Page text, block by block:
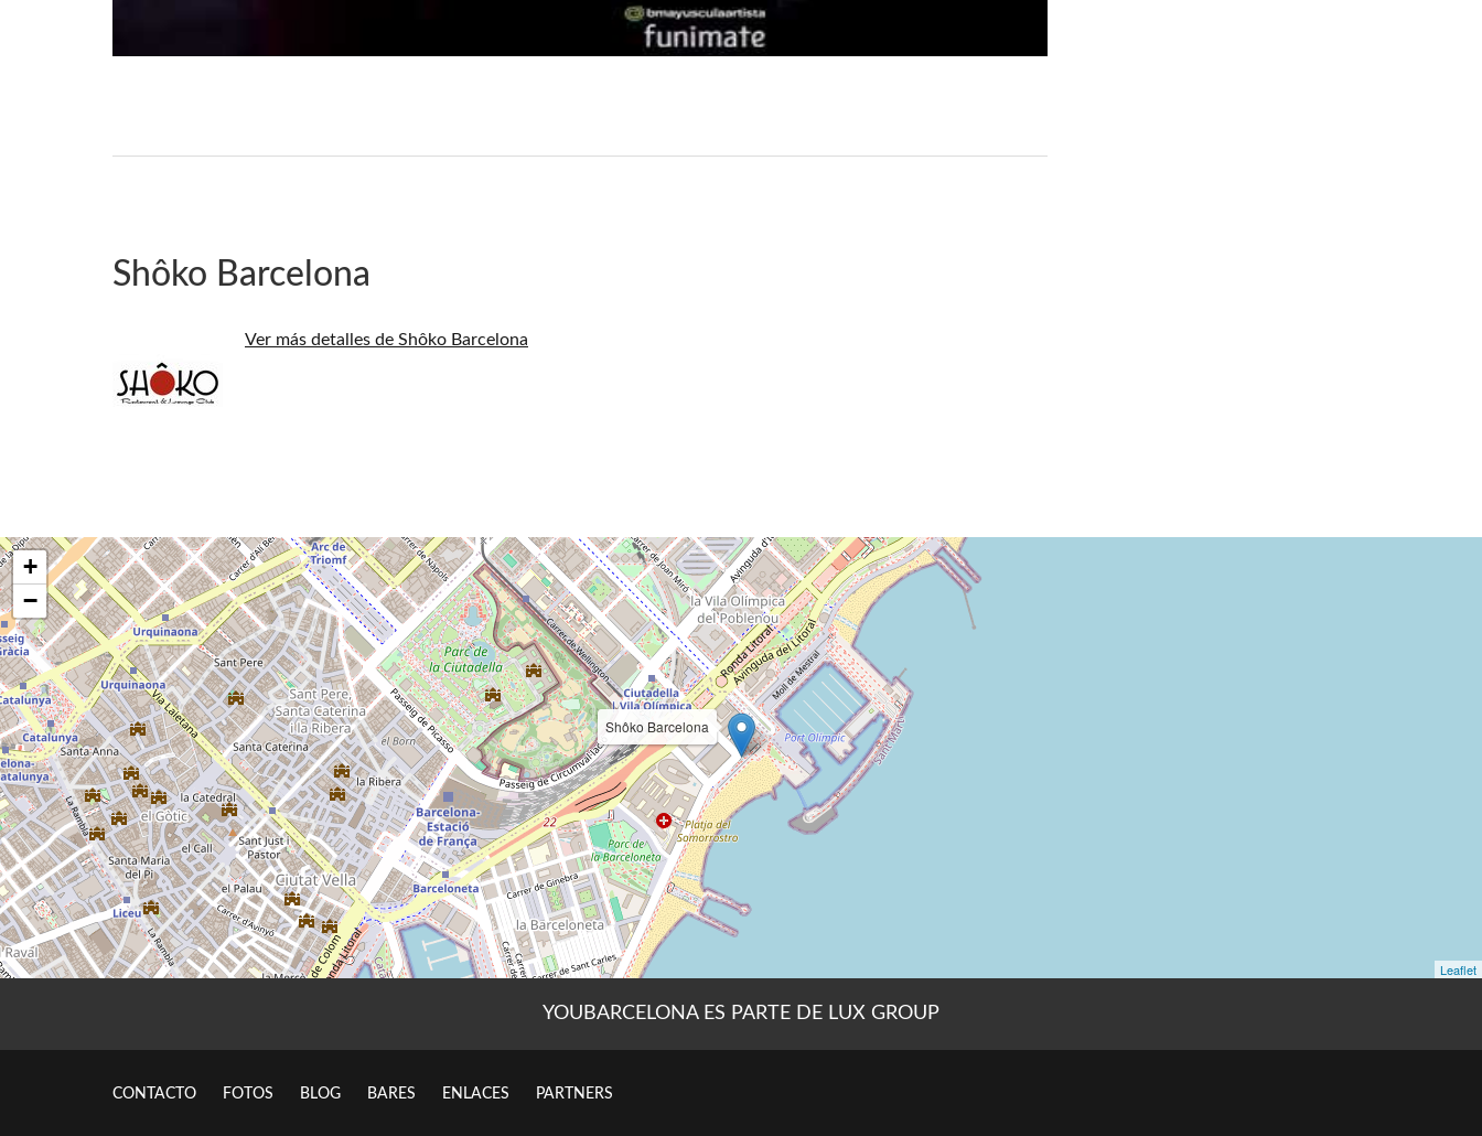
Shôko Barcelona
Ver más detalles de Shôko Barcelona
YOUBARCELONA ES PARTE DE LUX GROUP
CONTACTO FOTOS BLOG BARES ENLACES PARTNERS